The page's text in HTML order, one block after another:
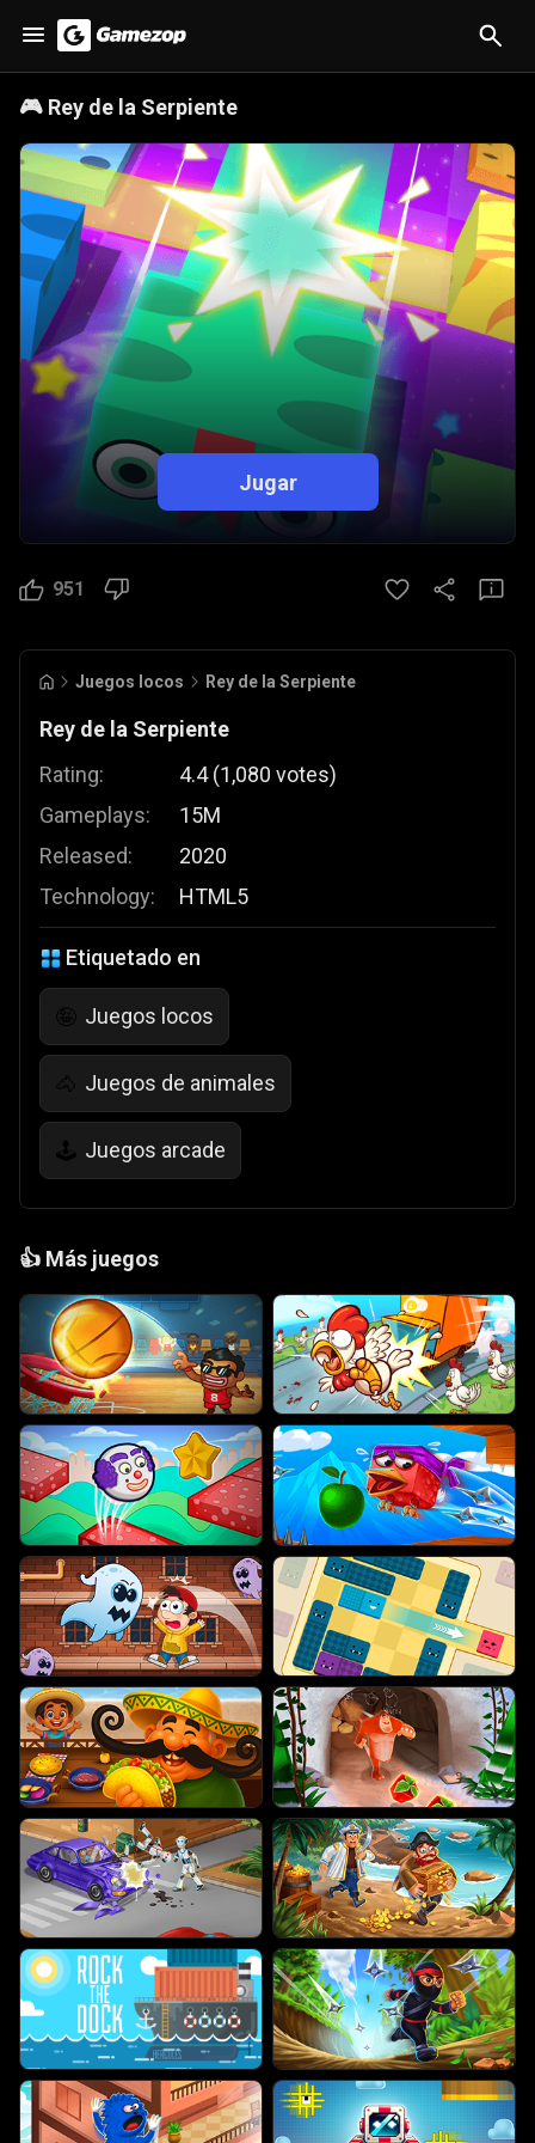
🎮 Rey de la Serpiente
Jugar
951
Juegos locos Rey de la Serpiente
Rey de la Serpiente
Rating:
Gameplays:
Released:
Technology:
4.4 (1,080 votes)
15M
2020
HTML5
Etiquetado en
🤪 Juegos locos
🐴 Juegos de animales
🕹️ Juegos arcade
👍 Más juegos